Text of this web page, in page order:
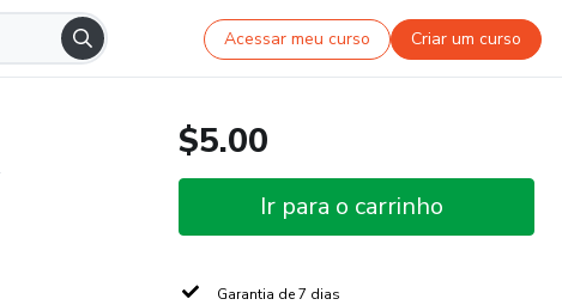
Acessar meu curso Criar um curso
$5.00
Ir para o carrinho
Garantia de 7 dias